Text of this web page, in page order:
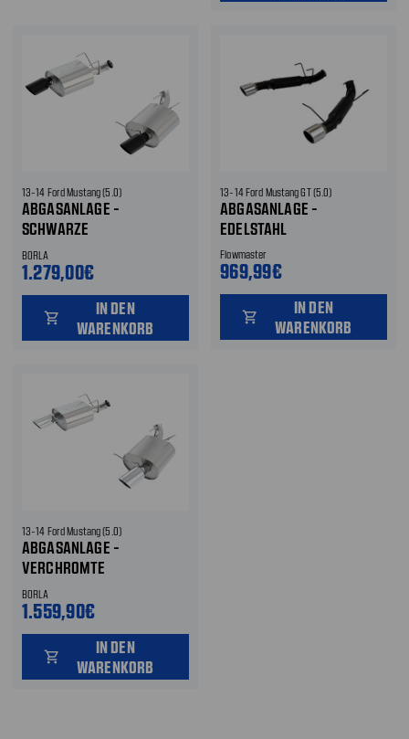
13-14 Ford Mustang (5.0)
ABGASANLAGE -
SCHWARZE
AUSPUFFBLENDEN
BORLA
1.279,00€
shopping_cart
IN DEN
WARENKORB
13-14 Ford Mustang GT (5.0)
ABGASANLAGE -
EDELSTAHL
Flowmaster
969,99€
shopping_cart
IN DEN
WARENKORB
13-14 Ford Mustang (5.0)
ABGASANLAGE -
VERCHROMTE
AUSPUFFBLENDEN
BORLA
1.559,90€
shopping_cart
IN DEN
WARENKORB